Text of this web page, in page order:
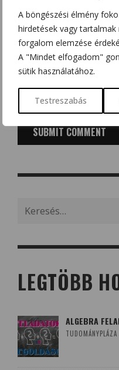
A böngészési élmény
hirdetések vagy
forgalom elemzése
A "Mindet elfogadom"
sütik használatához.
Testreszabás
A nevem, e-mail
böngészőben a
Kérjük, adja meg a választ
tizenkettő + kettő =
for:
LEGTÖBB
ALGEBRA
TUDOMÁNYPLÁZA